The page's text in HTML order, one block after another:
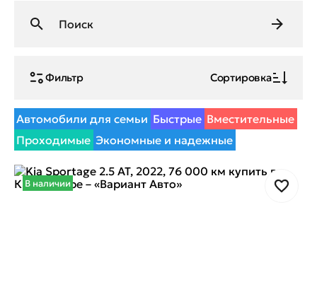
Фильтр Сортировка
Автомобили для семьи Быстрые Вместительные
Проходимые Экономные и надежные
В наличии